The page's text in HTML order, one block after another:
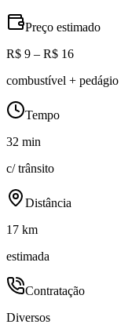
Preço estimado
R$ 9 – R$ 16
combustível + pedágio
Tempo
32 min
c/ trânsito
Distância
17 km
estimada
Contratação
Diversos